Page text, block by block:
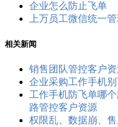
企业怎么防止飞单
上万员工微信统一
相关新闻
销售团队管控客户
企业采购工作手机
工作手机防飞单哪
路管控客户资源
权限乱、数据崩、